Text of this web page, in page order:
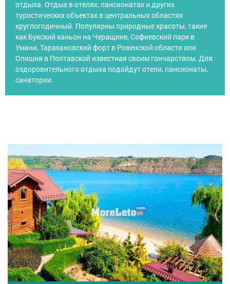
отдыха. Отдых в отелях, пансионатах и других
туристических объектах в центральных областях
круглогодичный. Популярны природные красоты, такие
как Букский каньон на Черащине, Софиевский парк в
Умани, Таракановский форт в Ровенской области или
Опишня в Полтавской известная своим гончарством. Для
оздоровительного отдыха подойдут отели, пансионаты,
санатории.